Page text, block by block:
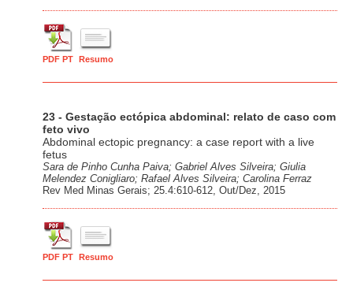
PDF PT Resumo
23 - Gestação ectópica abdominal: relato de caso com
feto vivo
Abdominal ectopic pregnancy: a case report with a live
fetus
Sara de Pinho Cunha Paiva; Gabriel Alves Silveira; Giulia
Melendez Conigliaro; Rafael Alves Silveira; Carolina Ferraz
Rev Med Minas Gerais; 25.4:610-612, Out/Dez, 2015
PDF PT Resumo